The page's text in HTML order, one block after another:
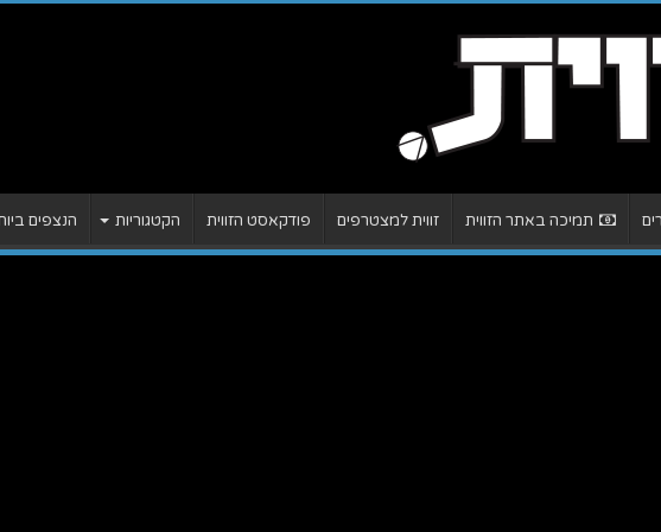
תמיכה באתר הזווית זווית למצטרפים פודקאסט הזווית הקטגוריות הנצפים